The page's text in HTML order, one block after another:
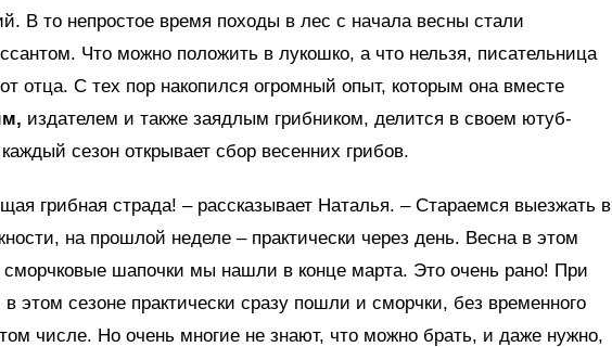
В то непростое время походы в лес с начала весны стали
Что можно положить в лукошко, а что нельзя, писательница
отца. С тех пор накопился огромный опыт, которым она вместе
издателем и также заядлым грибником, делится в своем ютуб-
сезон открывает сбор весенних грибов.
грибная страда! – рассказывает Наталья. – Стараемся выезжать в
на прошлой неделе – практически через день. Весна в этом
сморчковые шапочки мы нашли в конце марта. Это очень рано! При
в этом сезоне практически сразу пошли и сморчки, без временного
числе. Но очень многие не знают, что можно брать, и даже нужно,